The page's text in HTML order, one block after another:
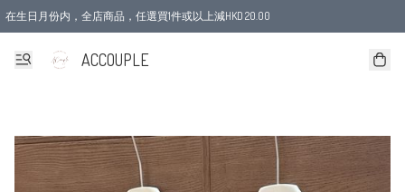
在生日月份内，全店商品，任選買1件或以上減HKD 20.00
ACCOUPLE